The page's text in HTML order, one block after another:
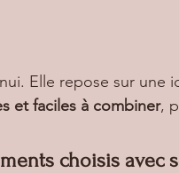
Elle repose sur une
et faciles à combiner,
choisis avec